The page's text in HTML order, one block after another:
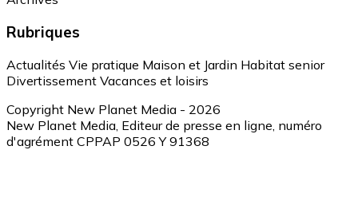
Rubriques
Actualités Vie pratique Maison et Jardin Habitat senior
Divertissement Vacances et loisirs
Copyright New Planet Media - 2026
New Planet Media, Editeur de presse en ligne, numéro
d'agrément CPPAP 0526 Y 91368